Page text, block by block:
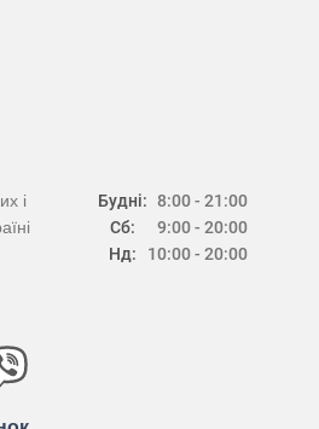
Будні:
Сб:
Нд:
8:00 - 21:00
9:00 - 20:00
10:00 - 20:00
і